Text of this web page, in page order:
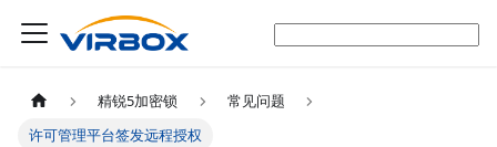
精锐5加密锁
常见问题
许可管理平台签发远程授权